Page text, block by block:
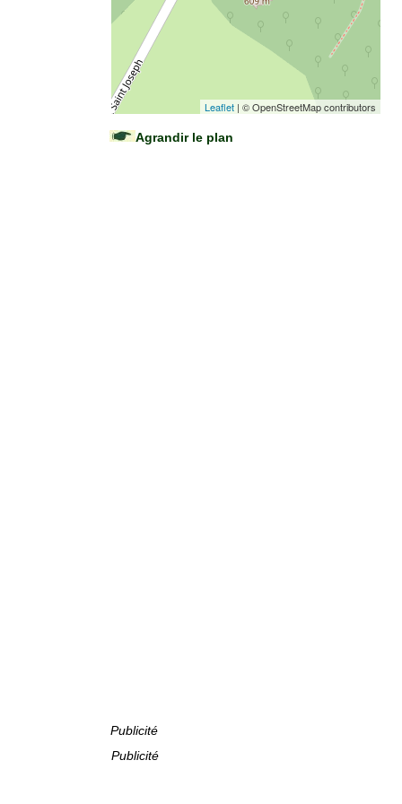
Leaflet | © OpenStreetMap contributors
Agrandir le plan
Publicité
Publicité